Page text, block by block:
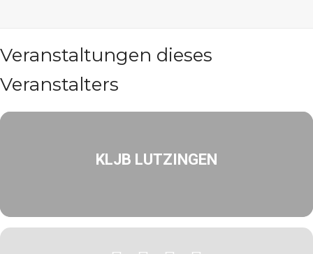
Veranstaltungen dieses
Veranstalters
KLJB LUTZINGEN